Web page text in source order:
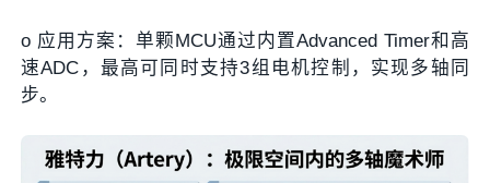
o 应用方案 ：单颗MCU通过内置Advanced Timer和高
速ADC， 最高可同时支持3组电机控制 ，实现多轴同
步。